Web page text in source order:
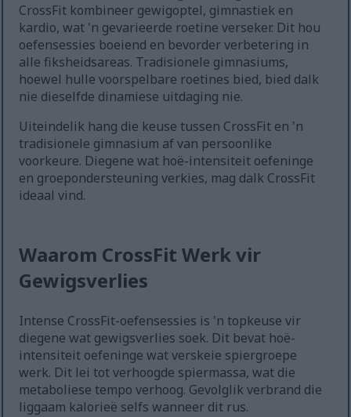
CrossFit kombineer gewigoptel, gimnastiek en
kardio, wat 'n gevarieerde roetine verseker. Dit hou
oefensessies boeiend en bevorder verbetering in
alle fiksheidsareas. Tradisionele gimnasiums,
hoewel hulle voorspelbare roetines bied, bied dalk
nie dieselfde dinamiese uitdaging nie.
Uiteindelik hang die keuse tussen CrossFit en 'n
tradisionele gimnasium af van persoonlike
voorkeure. Diegene wat hoë-intensiteit oefeninge
en groepondersteuning verkies, mag dalk CrossFit
ideaal vind.
Waarom CrossFit Werk vir
Gewigsverlies
Intense CrossFit-oefensessies is 'n topkeuse vir
diegene wat gewigsverlies soek. Dit bevat hoë-
intensiteit oefeninge wat verskeie spiergroepe
werk. Dit lei tot verhoogde spiermassa, wat die
metaboliese tempo verhoog. Gevolglik verbrand die
liggaam kalorieë selfs wanneer dit rus.